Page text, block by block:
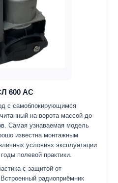
600 AC
с самоблокирующимся
на ворота массой до
Самая узнаваемая модель
известна монтажным
условиях эксплуатации
полевой практики.
с защитой от
радиоприёмник